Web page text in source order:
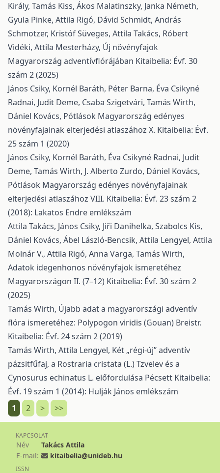
Király, Tamás Kiss, Ákos Malatinszky, Janka Németh,
Gyula Pinke, Attila Rigó, Dávid Schmidt, András
Schmotzer, Kristóf Süveges, Attila Takács, Róbert
Vidéki, Attila Mesterházy, Új növényfajok
Magyarország adventívflórájában Kitaibelia: Évf. 30
szám 2 (2025)
János Csiky, Kornél Baráth, Péter Barna, Éva Csikyné
Radnai, Judit Deme, Csaba Szigetvári, Tamás Wirth,
Dániel Kovács, Pótlások Magyarország edényes
növényfajainak elterjedési atlaszához X. Kitaibelia: Évf.
25 szám 1 (2020)
János Csiky, Kornél Baráth, Éva Csikyné Radnai, Judit
Deme, Tamás Wirth, J. Alberto Zurdo, Dániel Kovács,
Pótlások Magyarország edényes növényfajainak
elterjedési atlaszához VIII. Kitaibelia: Évf. 23 szám 2
(2018): Lakatos Endre emlékszám
Attila Takács, János Csiky, Jiři Danihelka, Szabolcs Kis,
Dániel Kovács, Ábel László-Bencsik, Attila Lengyel, Attila
Molnár V., Attila Rigó, Anna Varga, Tamás Wirth,
Adatok idegenhonos növényfajok ismeretéhez
Magyarországon II. (7–12) Kitaibelia: Évf. 30 szám 2
(2025)
Tamás Wirth, Újabb adat a magyarországi adventív
flóra ismeretéhez: Polypogon viridis (Gouan) Breistr.
Kitaibelia: Évf. 24 szám 2 (2019)
Tamás Wirth, Attila Lengyel, Két „régi-új” adventív
pázsitfűfaj, a Rostraria cristata (L.) Tzvelev és a
Cynosurus echinatus L. előfordulása Pécsett Kitaibelia:
Évf. 19 szám 1 (2014): Hulják János emlékszám
1
2 > >>
KAPCSOLAT
Név
Takács Attila
E-mail:
kitaibelia@unideb.hu
ISSN